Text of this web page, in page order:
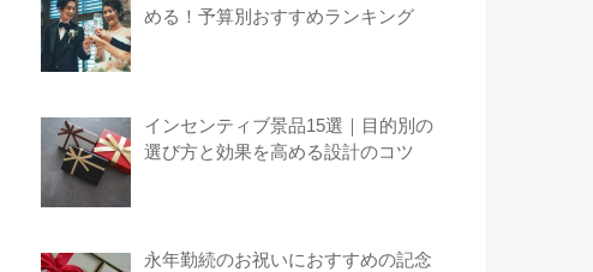
める！予算別おすすめランキング
インセンティブ景品15選｜目的別の
選び方と効果を高める設計のコツ
永年勤続のお祝いにおすすめの記念